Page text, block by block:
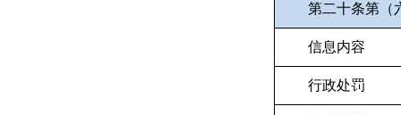
第二十条第（
信息内容
行政处罚